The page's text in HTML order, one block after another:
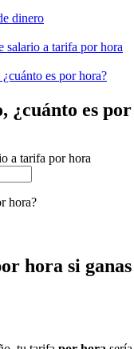
dinero
salario a tarifa por hora
es por hora?
¿cuánto es
a tarifa por hora
hora?
hora si